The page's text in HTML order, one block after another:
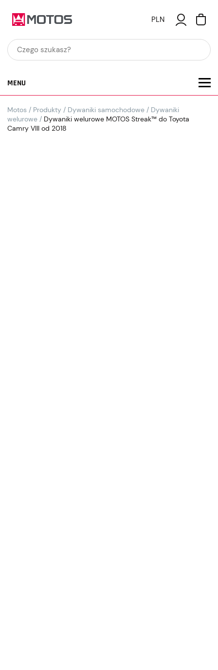
PLN
MENU
Motos / Produkty / Dywaniki samochodowe / Dywaniki
welurowe / Dywaniki welurowe MOTOS Streak™ do Toyota
Camry VIII od 2018